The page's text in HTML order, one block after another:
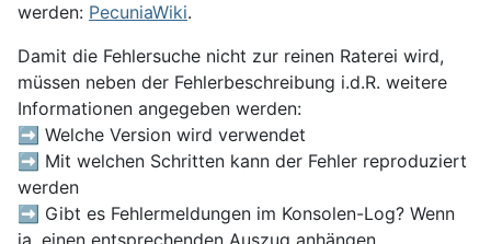
werden: PecuniaWiki.
Damit die Fehlersuche nicht zur reinen Raterei wird,
müssen neben der Fehlerbeschreibung i.d.R. weitere
Informationen angegeben werden:
➡ Welche Version wird verwendet
➡ Mit welchen Schritten kann der Fehler reproduziert
werden
➡ Gibt es Fehlermeldungen im Konsolen-Log? Wenn